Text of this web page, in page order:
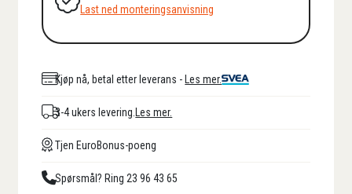
Last ned monteringsanvisning
Kjøp nå, betal etter leverans - Les mer.
3-4 ukers levering. Les mer.
Tjen EuroBonus-poeng
Spørsmål? Ring 23 96 43 65